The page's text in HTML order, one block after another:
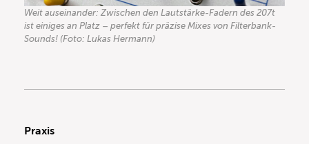
Weit auseinander: Zwischen den Lautstärke-Fadern des 207t
ist einiges an Platz – perfekt für präzise Mixes von Filterbank-
Sounds! (Foto: Lukas Hermann)
Praxis